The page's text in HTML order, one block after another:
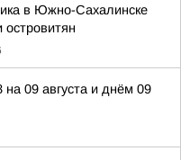
в Южно-Сахалинске
на 09 августа и днём 09